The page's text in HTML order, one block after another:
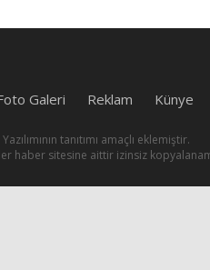
Galeri Reklam Künye
tanıtımı amaçlı eklemiştir.
haber sitesine aittir izinsiz